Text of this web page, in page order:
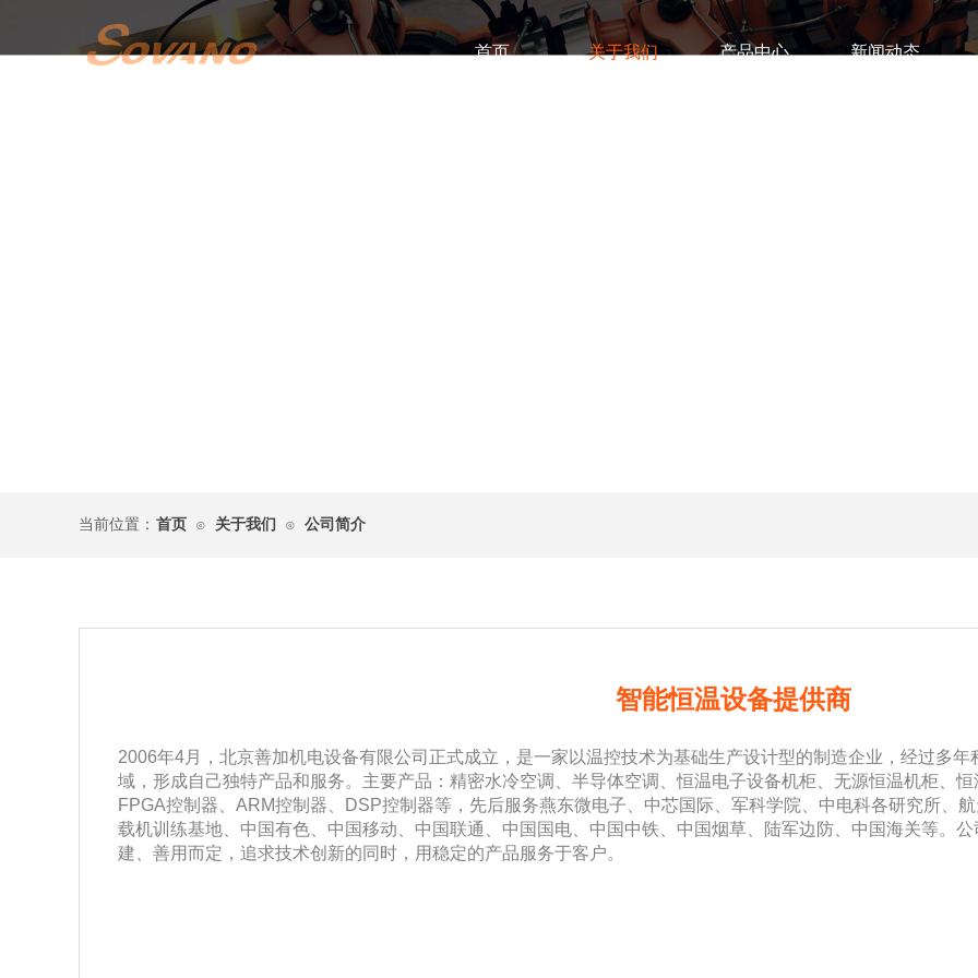
首页 关于我们 产品中心 新闻动态
当前位置： 首页 ⊙ 关于我们 ⊙ 公司简介
智能恒温设备提供商
2006年4月，北京善加机电设备有限公司正式成立，是一家以温控技术为基础生产设计型的制造企业，经过多
域，形成自己独特产品和服务。主要产品：精密水冷空调、半导体空调、恒温电子设备机柜、无源恒温机柜、
FPGA控制器、 ARM控制器、 DSP控制器等，先后服务燕东微电子、中芯国际、军科学院、中电科各研究所、
载机训练基地、中国有色、中国移动、中国联通、中国国电、中国中铁、中国烟草、陆军边防、中国海关等。
建、善用而定，追求技术创新的同时，用稳定的产品服务于客户。